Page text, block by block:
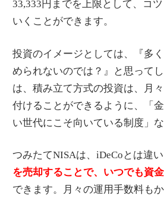
33,333円までを上限として、コ
いくことができます。
投資のイメージとしては、『多
められないのでは？』と思って
は、積み立て方式の投資は、月
付けることができるように、「
い世代にこそ向いている制度」な
つみたてNISAは、iDeCoとは違
を売却することで、いつでも資
できます。月々の運用手数料もか